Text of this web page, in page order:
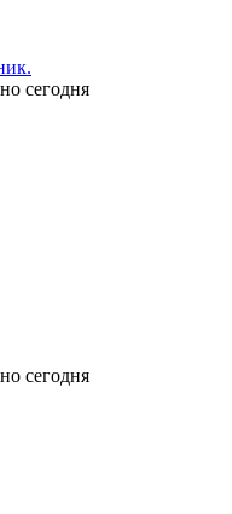
сегодня
сегодня